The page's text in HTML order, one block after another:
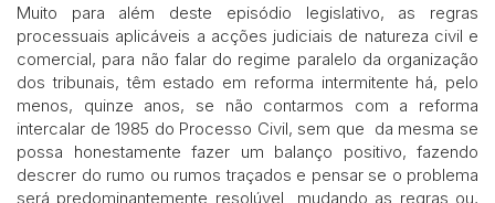
Muito para além deste episódio legislativo, as regras
processuais aplicáveis a acções judiciais de natureza civil e
comercial, para não falar do regime paralelo da organização
dos tribunais, têm estado em reforma intermitente há, pelo
menos, quinze anos, se não contarmos com a reforma
intercalar de 1985 do Processo Civil, sem que da mesma se
possa honestamente fazer um balanço positivo, fazendo
descrer do rumo ou rumos traçados e pensar se o problema
será predominantemente resolúvel mudando as regras ou,